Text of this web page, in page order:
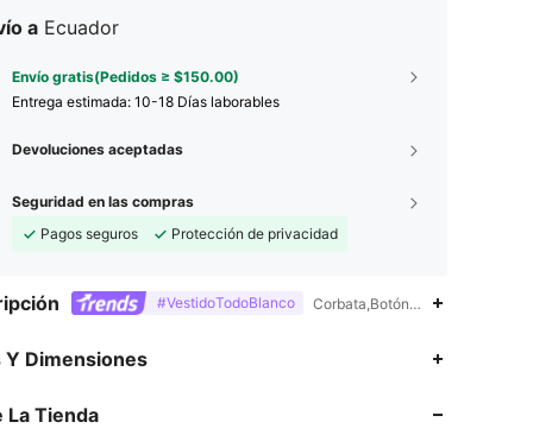
a Ecuador
Envío gratis(Pedidos ≥ $150.00)
Entrega estimada: 10-18 Días laborables
Devoluciones aceptadas
Seguridad en las compras
Pagos seguros
Protección de privacidad
#VestidoTodoBlanco Corbata,Botón delantero,Camisa
Y Dimensiones
La Tienda